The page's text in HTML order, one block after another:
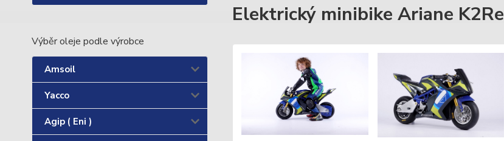
Výběr oleje podle výrobce
Amsoil
Yacco
Agip ( Eni )
Elektrický minibike Ariane K2Re